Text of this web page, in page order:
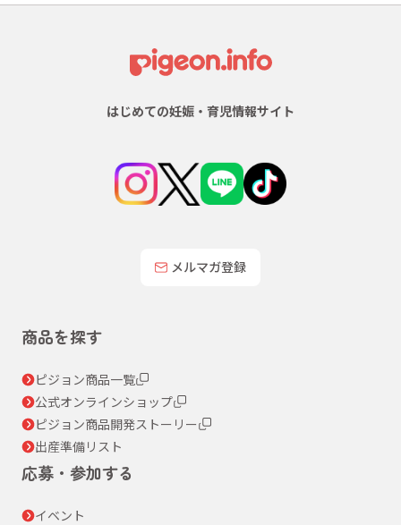
はじめての妊娠・育児情報サイト
メルマガ登録
商品を探す
ピジョン商品一覧
公式オンラインショップ
ピジョン商品開発ストーリー
出産準備リスト
応募・参加する
イベント